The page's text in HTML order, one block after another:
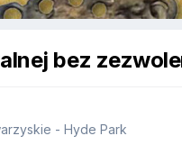
bez
- Hyde Park